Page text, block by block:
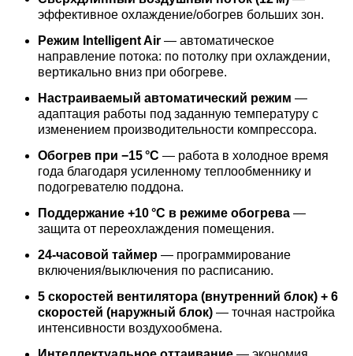
эффективное охлаждение/обогрев больших зон.
Режим Intelligent Air — автоматическое
направление потока: по потолку при охлаждении,
вертикально вниз при обогреве.
Настраиваемый автоматический режим —
адаптация работы под заданную температуру с
изменением производительности компрессора.
Обогрев при −15 °C — работа в холодное время
года благодаря усиленному теплообменнику и
подогревателю поддона.
Поддержание +10 °C в режиме обогрева —
защита от переохлаждения помещения.
24‑часовой таймер — программирование
включения/выключения по расписанию.
5 скоростей вентилятора (внутренний блок) + 6
скоростей (наружный блок) — точная настройка
интенсивности воздухообмена.